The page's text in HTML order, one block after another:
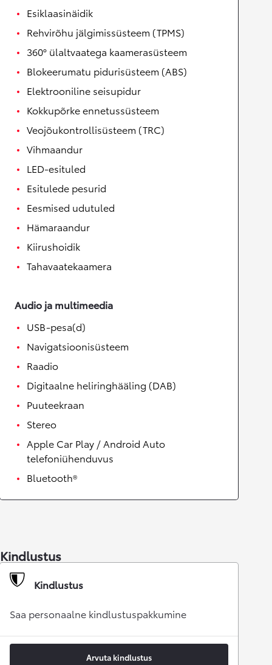
Esiklaasinäidik
Rehvirõhu jälgimissüsteem (TPMS)
360° ülaltvaatega kaamerasüsteem
Blokeerumatu pidurisüsteem (ABS)
Elektrooniline seisupidur
Kokkupõrke ennetussüsteem
Veojõukontrollisüsteem (TRC)
Vihmaandur
LED-esituled
Esitulede pesurid
Eesmised udutuled
Hämaraandur
Kiirushoidik
Tahavaatekaamera
Audio ja multimeedia
USB-pesa(d)
Navigatsioonisüsteem
Raadio
Digitaalne heliringhääling (DAB)
Puuteekraan
Stereo
Apple Car Play / Android Auto
telefoniühenduvus
Bluetooth®
Kindlustus
Kindlustus
Saa personaalne kindlustuspakkumine
Arvuta kindlustus